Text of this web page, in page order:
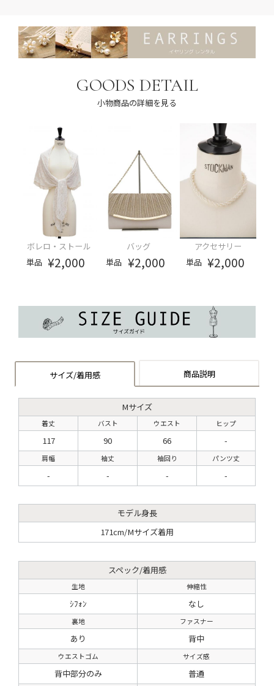
GOODS DETAIL
小物商品の詳細を見る
ボレロ・ストール
単品 ¥2,000
バッグ
単品 ¥2,000
アクセサリー
単品 ¥2,000
サイズ/着用感 商品説明
Mサイズ
着丈 バスト ウエスト ヒップ
117 90 66 -
肩幅 袖丈 袖回り パンツ丈
- - - -
モデル身長
171cm/Mサイズ着用
スペック/着用感
生地 伸縮性
ｼﾌｫﾝ なし
裏地 ファスナー
あり 背中
ウエストゴム サイズ感
背中部分のみ 普通